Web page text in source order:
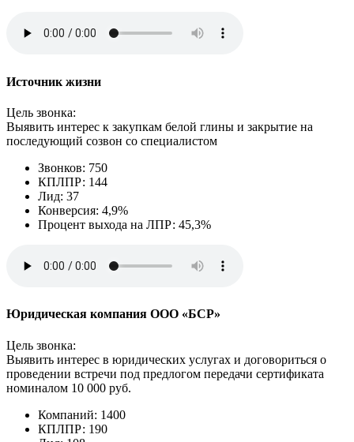
Источник жизни
Цель звонка:
Выявить интерес к закупкам белой глины и закрытие на
последующий созвон со специалистом
Звонков: 750
КПЛПР: 144
Лид: 37
Конверсия: 4,9%
Процент выхода на ЛПР: 45,3%
Юридическая компания ООО «БСР»
Цель звонка:
Выявить интерес в юридических услугах и договориться о
проведении встречи под предлогом передачи сертификата
номиналом 10 000 руб.
Компаний: 1400
КПЛПР: 190